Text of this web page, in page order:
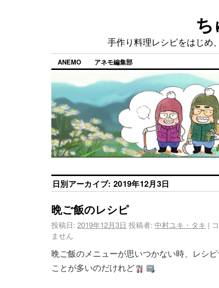
手作り料理レシピをはじめ
ANEMO アネモ編集部
日別アーカイブ: 2019年12月3日
晩ご飯のレシピ
投稿日: 2019年12月3日 投稿者: 中村ユキ・タキ |
ません
晩ご飯のメニューが思いつかない時、レシ
ことが多いのだけれど